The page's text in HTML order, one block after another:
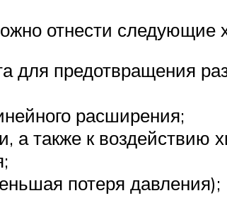
отнести следующие
для предотвращения
расширения;
а также к воздействию
потеря давления);